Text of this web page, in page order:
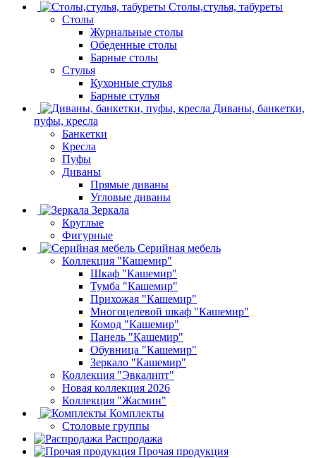
Столы,стулья, табуреты
Столы
Журнальные столы
Обеденные столы
Барные столы
Стулья
Кухонные стулья
Барные стулья
Диваны, банкетки,
пуфы, кресла
Банкетки
Кресла
Пуфы
Диваны
Прямые диваны
Угловые диваны
Зеркала
Круглые
Фигурные
Серийная мебель
Коллекция "Кашемир"
Шкаф "Кашемир"
Тумба "Кашемир"
Прихожая "Кашемир"
Многоцелевой шкаф "Кашемир"
Комод "Кашемир"
Панель "Кашемир"
Обувница "Кашемир"
Зеркало "Кашемир"
Коллекция "Эвкалипт"
Новая коллекция 2026
Коллекция "Жасмин"
Комплекты
Столовые группы
Распродажа
Прочая продукция